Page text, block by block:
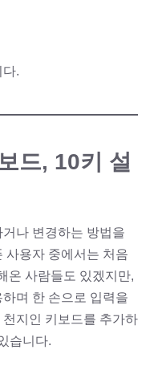
.
드, 10키 설
나 변경하는 방법을
사용자 중에서는 처음
온 사람들도 있겠지만,
며 한 손으로 입력을
지인 키보드를 추가하
습니다.